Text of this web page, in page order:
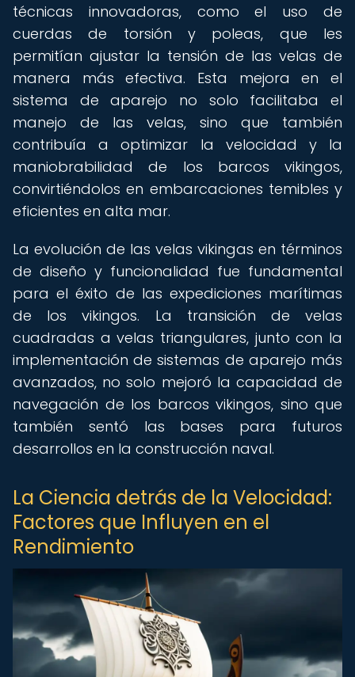
técnicas innovadoras, como el uso de
cuerdas de torsión y poleas, que les
permitían ajustar la tensión de las velas de
manera más efectiva. Esta mejora en el
sistema de aparejo no solo facilitaba el
manejo de las velas, sino que también
contribuía a optimizar la velocidad y la
maniobrabilidad de los barcos vikingos,
convirtiéndolos en embarcaciones temibles y
eficientes en alta mar.
La evolución de las velas vikingas en términos
de diseño y funcionalidad fue fundamental
para el éxito de las expediciones marítimas
de los vikingos. La transición de velas
cuadradas a velas triangulares, junto con la
implementación de sistemas de aparejo más
avanzados, no solo mejoró la capacidad de
navegación de los barcos vikingos, sino que
también sentó las bases para futuros
desarrollos en la construcción naval.
La Ciencia detrás de la Velocidad:
Factores que Influyen en el
Rendimiento